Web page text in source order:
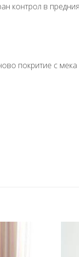
контрол в
покритие с